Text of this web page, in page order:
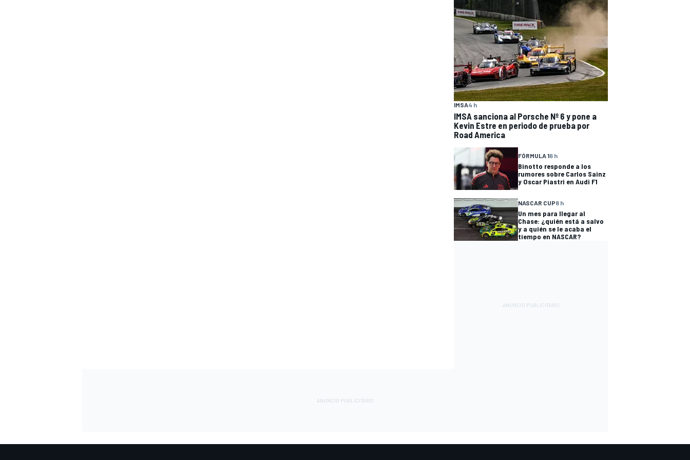
IMSA4 h
IMSA sanciona al Porsche Nº 6 y pone a
Kevin Estre en periodo de prueba por
Road America
FÓRMULA 16 h
Binotto responde a los
rumores sobre Carlos Sainz
y Oscar Piastri en Audi F1
NASCAR CUP8 h
Un mes para llegar al
Chase: ¿quién está a salvo
y a quién se le acaba el
tiempo en NASCAR?